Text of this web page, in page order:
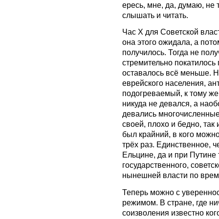
ересь, мне, да, думаю, не
слышать и читать.
Час Х для Советской
она этого ожидала, а
получилось. Тогда не
стремительно
оставалось всё меньше.
еврейского населения,
подогреваемый, к тому
никуда не девался, а
девались
своей, плохо и бедно,
был крайний, в кого
трёх раз. Единственное,
Ельцине, да и при Путине
государственного,
нынешней власти по
Теперь можно с
режимом. В стране, где
соизволения известно